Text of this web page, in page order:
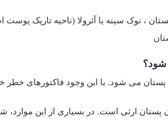
، نوک سینه یا آئرولا (ناحیه تاریک
شود؟
می شود. با این وجود فاکتورهای خطر
حدود ۱۰٪ موارد سرطان پستان ارثی است. در بسیاری از